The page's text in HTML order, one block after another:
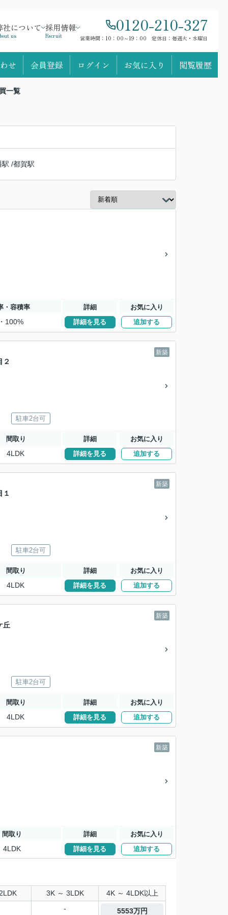
社について
us
採用情報
Recruit
0120-210-327
営業時間：10：00～19：00 定休日：毎週火・水曜日
せ 会員登録 ログイン お気に入り 閲覧履歴
一覧
駅 /都賀駅
・容積率 詳細 お気に入り
100% 詳細を見る 追加する
新築
２
駐車2台可
間取り 詳細 お気に入り
4LDK 詳細を見る 追加する
新築
１
駐車2台可
間取り 詳細 お気に入り
4LDK 詳細を見る 追加する
新築
丘
駐車2台可
間取り 詳細 お気に入り
4LDK 詳細を見る 追加する
新築
間取り 詳細 お気に入り
4LDK 詳細を見る 追加する
3K ～ 3LDK
4K ～ 4LDK以上
-
5553万円